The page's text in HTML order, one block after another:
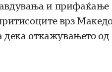
и
врз
дека откажувањето